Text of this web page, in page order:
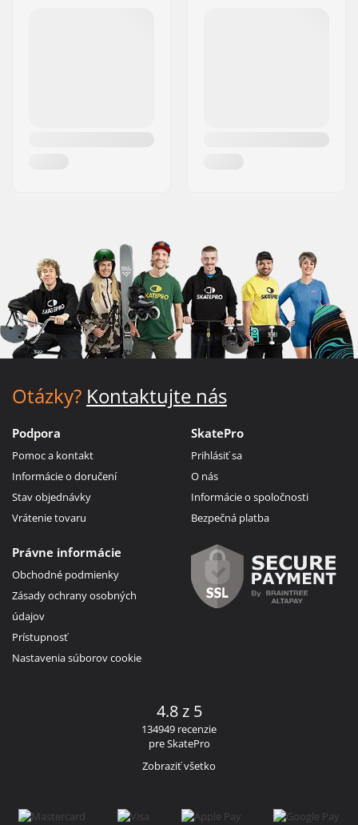
Otázky? Kontaktujte nás
Podpora
Pomoc a kontakt
Informácie o doručení
Stav objednávky
Vrátenie tovaru
SkatePro
Prihlásiť sa
O nás
Informácie o spoločnosti
Bezpečná platba
Právne informácie
Obchodné podmienky
Zásady ochrany osobných
údajov
Prístupnosť
Nastavenia súborov cookie
4.8 z 5
134949 recenzie
pre SkatePro
Zobraziť všetko